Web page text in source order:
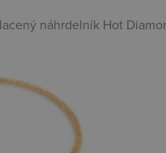
náhrdelník Hot